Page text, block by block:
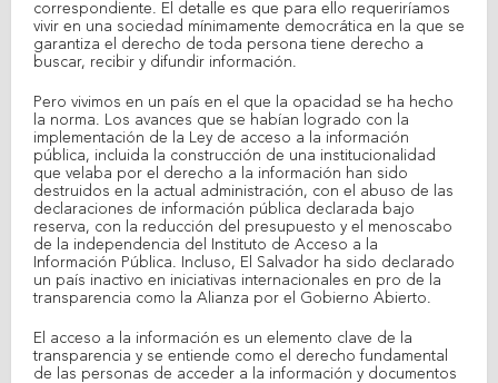
correspondiente. El detalle es que para ello requeriríamos
vivir en una sociedad mínimamente democrática en la que se
garantiza el derecho de toda persona tiene derecho a
buscar, recibir y difundir información.
Pero vivimos en un país en el que la opacidad se ha hecho
la norma. Los avances que se habían logrado con la
implementación de la Ley de acceso a la información
pública, incluida la construcción de una institucionalidad
que velaba por el derecho a la información han sido
destruidos en la actual administración, con el abuso de las
declaraciones de información pública declarada bajo
reserva, con la reducción del presupuesto y el menoscabo
de la independencia del Instituto de Acceso a la
Información Pública. Incluso, El Salvador ha sido declarado
un país inactivo en iniciativas internacionales en pro de la
transparencia como la Alianza por el Gobierno Abierto.
El acceso a la información es un elemento clave de la
transparencia y se entiende como el derecho fundamental
de las personas de acceder a la información y documentos